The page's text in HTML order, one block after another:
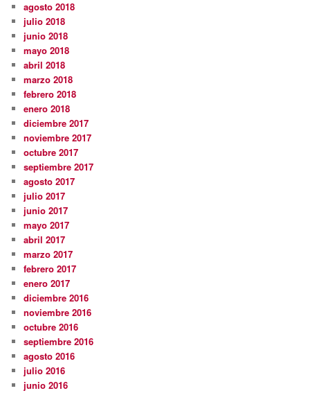
agosto 2018
julio 2018
junio 2018
mayo 2018
abril 2018
marzo 2018
febrero 2018
enero 2018
diciembre 2017
noviembre 2017
octubre 2017
septiembre 2017
agosto 2017
julio 2017
junio 2017
mayo 2017
abril 2017
marzo 2017
febrero 2017
enero 2017
diciembre 2016
noviembre 2016
octubre 2016
septiembre 2016
agosto 2016
julio 2016
junio 2016